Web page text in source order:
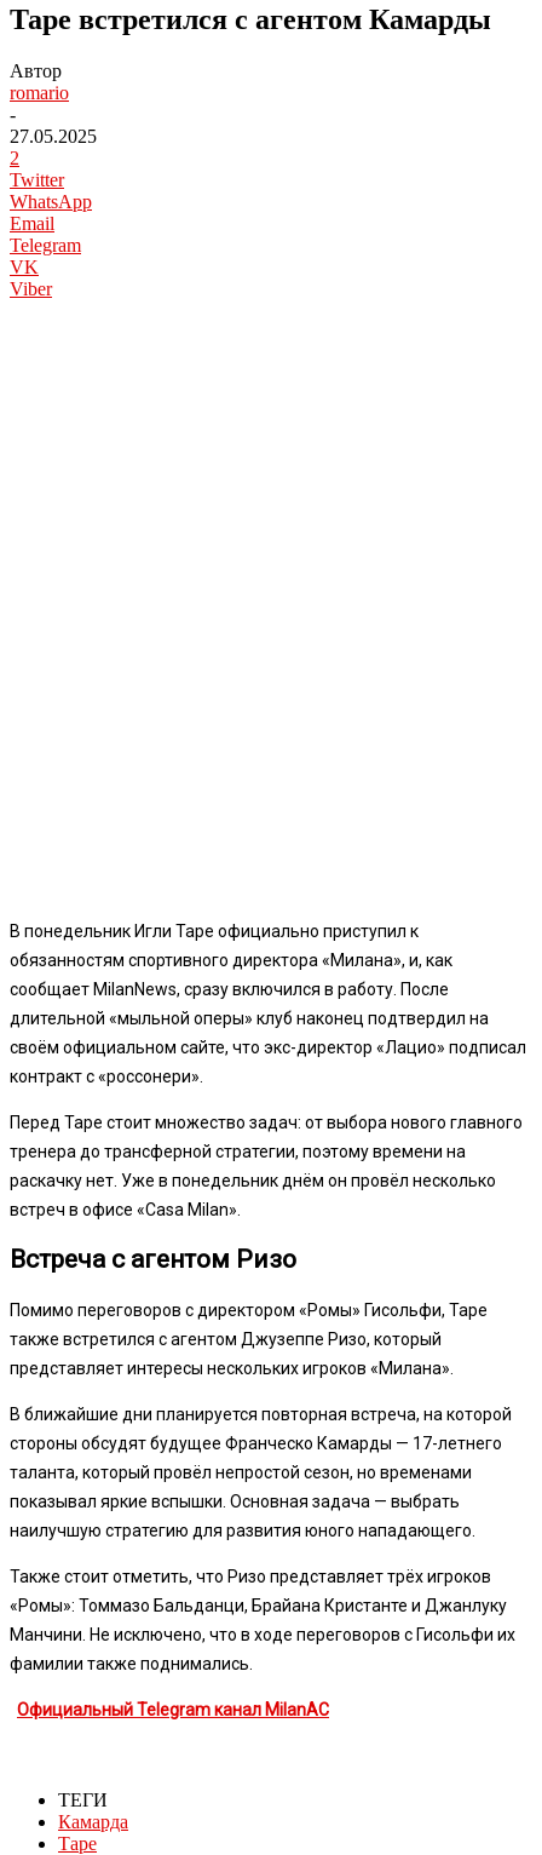
Таре встретился с агентом Камарды
Автор
romario
-
27.05.2025
2
Twitter
WhatsApp
Email
Telegram
VK
Viber
В понедельник Игли Таре официально приступил к
обязанностям спортивного директора «Милана», и, как
сообщает MilanNews, сразу включился в работу. После
длительной «мыльной оперы» клуб наконец подтвердил на
своём официальном сайте, что экс-директор «Лацио» подписал
контракт с «россонери».
Перед Таре стоит множество задач: от выбора нового главного
тренера до трансферной стратегии, поэтому времени на
раскачку нет. Уже в понедельник днём он провёл несколько
встреч в офисе «Casa Milan».
Встреча с агентом Ризо
Помимо переговоров с директором «Ромы» Гисольфи, Таре
также встретился с агентом Джузеппе Ризо, который
представляет интересы нескольких игроков «Милана».
В ближайшие дни планируется повторная встреча, на которой
стороны обсудят будущее Франческо Камарды — 17-летнего
таланта, который провёл непростой сезон, но временами
показывал яркие вспышки. Основная задача — выбрать
наилучшую стратегию для развития юного нападающего.
Также стоит отметить, что Ризо представляет трёх игроков
«Ромы»: Томмазо Бальданци, Брайана Кристанте и Джанлуку
Манчини. Не исключено, что в ходе переговоров с Гисольфи их
фамилии также поднимались.
Официальный Telegram канал MilanAC
ТЕГИ
Камарда
Таре